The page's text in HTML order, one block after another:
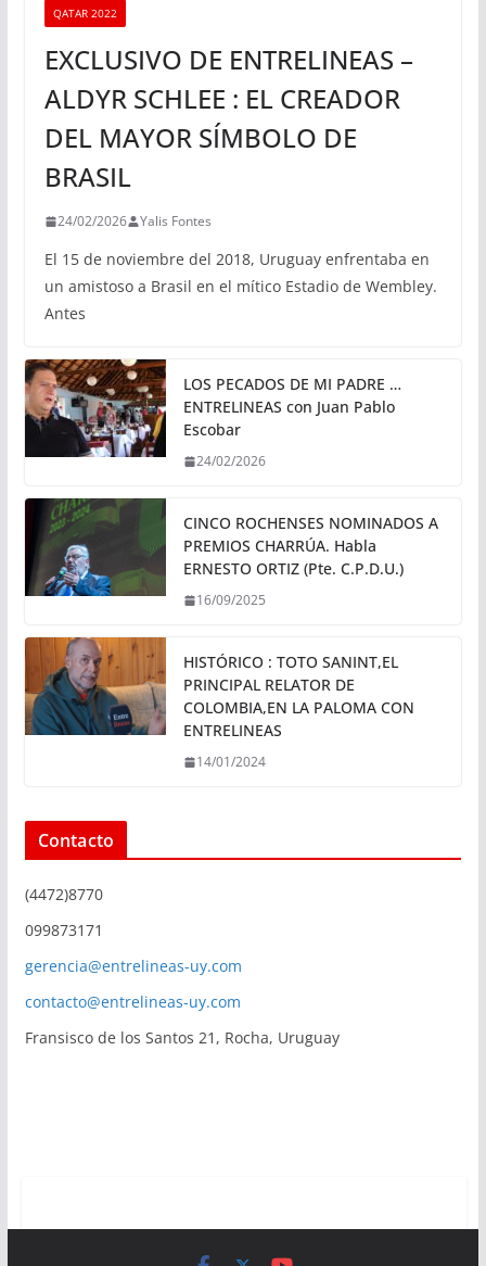
QATAR 2022
EXCLUSIVO DE ENTRELINEAS –
ALDYR SCHLEE : EL CREADOR
DEL MAYOR SÍMBOLO DE
BRASIL
24/02/2026 Yalis Fontes
El 15 de noviembre del 2018, Uruguay enfrentaba en
un amistoso a Brasil en el mítico Estadio de Wembley.
Antes
LOS PECADOS DE MI PADRE …
ENTRELINEAS con Juan Pablo
Escobar
24/02/2026
CINCO ROCHENSES NOMINADOS A
PREMIOS CHARRÚA. Habla
ERNESTO ORTIZ (Pte. C.P.D.U.)
16/09/2025
HISTÓRICO : TOTO SANINT,EL
PRINCIPAL RELATOR DE
COLOMBIA,EN LA PALOMA CON
ENTRELINEAS
14/01/2024
Contacto
(4472)8770
099873171
gerencia@entrelineas-uy.com
contacto@entrelineas-uy.com
Fransisco de los Santos 21, Rocha, Uruguay